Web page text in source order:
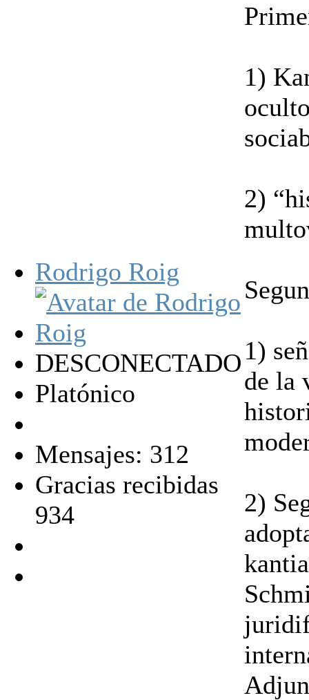
Rodrigo Roig
DESCONECTADO
Platónico
Mensajes: 312
Gracias recibidas
934
1)
2)
1)
de la
2)